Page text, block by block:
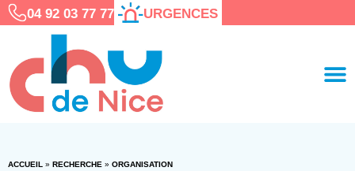
04 92 03 77 77 URGENCES
ACCUEIL » RECHERCHE » ORGANISATION